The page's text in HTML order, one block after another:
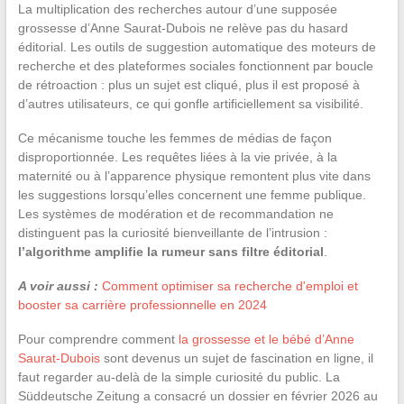
La multiplication des recherches autour d’une supposée
grossesse d’Anne Saurat-Dubois ne relève pas du hasard
éditorial. Les outils de suggestion automatique des moteurs de
recherche et des plateformes sociales fonctionnent par boucle
de rétroaction : plus un sujet est cliqué, plus il est proposé à
d’autres utilisateurs, ce qui gonfle artificiellement sa visibilité.
Ce mécanisme touche les femmes de médias de façon
disproportionnée. Les requêtes liées à la vie privée, à la
maternité ou à l’apparence physique remontent plus vite dans
les suggestions lorsqu’elles concernent une femme publique.
Les systèmes de modération et de recommandation ne
distinguent pas la curiosité bienveillante de l’intrusion :
l’algorithme amplifie la rumeur sans filtre éditorial
A voir aussi : Comment optimiser sa recherche d'emploi et
booster sa carrière professionnelle en 2024
Pour comprendre comment la grossesse et le bébé d’Anne
Saurat-Duboissont devenus un sujet de fascination en ligne, il
faut regarder au-delà de la simple curiosité du public. La
Süddeutsche Zeitung a consacré un dossier en février 2026 au